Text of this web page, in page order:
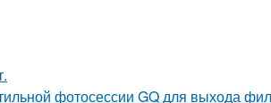
фотосессии GQ для выхода